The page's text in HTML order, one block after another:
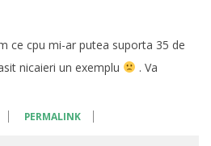
ce cpu mi-ar putea suporta 35 de
nicaieri un exemplu
. Va
PERMALINK